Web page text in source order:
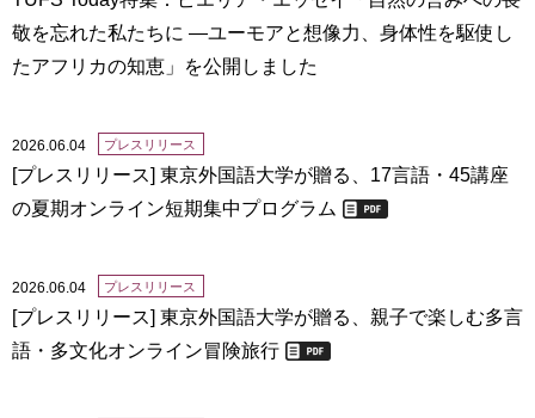
敬を忘れた私たちに ―ユーモアと想像力、身体性を駆使し
たアフリカの知恵」を公開しました
2026.06.04 プレスリリース
[プレスリリース] 東京外国語大学が贈る、17言語・45講座
の夏期オンライン短期集中プログラム
2026.06.04 プレスリリース
[プレスリリース] 東京外国語大学が贈る、親子で楽しむ多言
語・多文化オンライン冒険旅行